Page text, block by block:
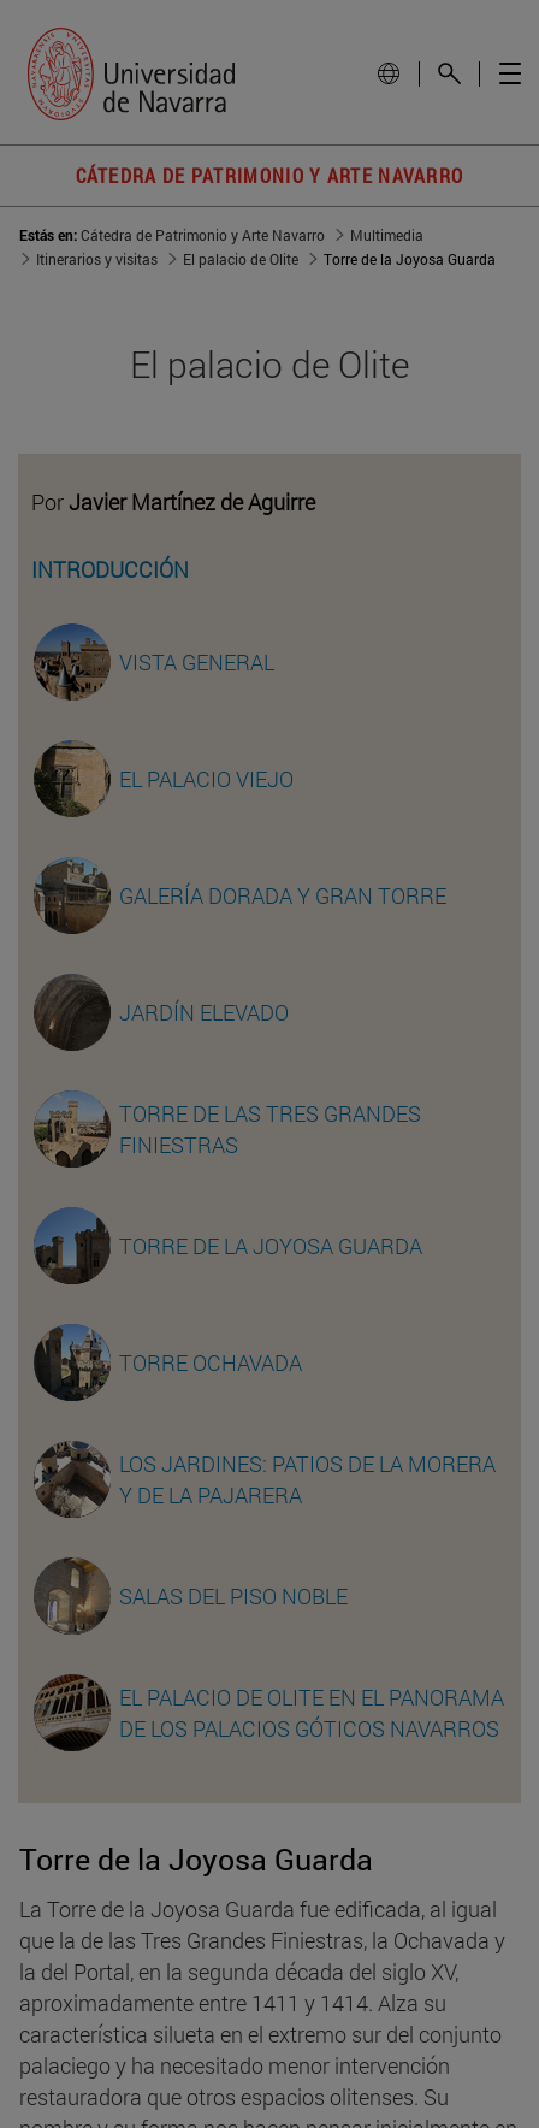
CÁTEDRA DE PATRIMONIO Y ARTE NAVARRO
Estás en:Cátedra de Patrimonio y Arte Navarro
Multimedia
Itinerarios y visitas
El palacio de Olite Torre de la Joyosa Guarda
El palacio de Olite
PorJavier Martínez de Aguirre
INTRODUCCIÓN
VISTA GENERAL
EL PALACIO VIEJO
GALERÍA DORADA Y GRAN TORRE
JARDÍN ELEVADO
TORRE DE LAS TRES GRANDES
FINIESTRAS
TORRE DE LA JOYOSA GUARDA
TORRE OCHAVADA
LOS JARDINES: PATIOS DE LA MORERA
Y DE LA PAJARERA
SALAS DEL PISO NOBLE
EL PALACIO DE OLITE EN EL PANORAMA
DE LOS PALACIOS GÓTICOS NAVARROS
Torre de la Joyosa Guarda
La Torre de la Joyosa Guarda fue edificada, al igual
que la de las Tres Grandes Finiestras, la Ochavada y
la del Portal, en la segunda década del siglo XV,
aproximadamente entre 1411 y 1414. Alza su
característica silueta en el extremo sur del conjunto
palaciego y ha necesitado menor intervención
restauradora que otros espacios olitenses. Su